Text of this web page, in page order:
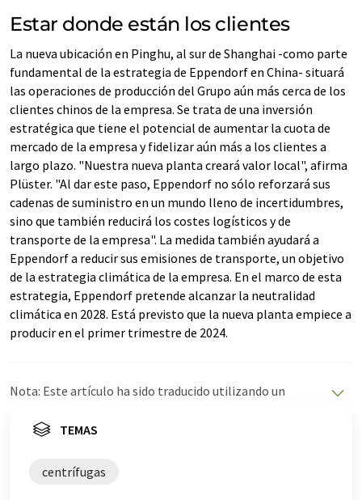
Estar donde están los clientes
La nueva ubicación en Pinghu, al sur de Shanghai -como parte
fundamental de la estrategia de Eppendorf en China- situará
las operaciones de producción del Grupo aún más cerca de los
clientes chinos de la empresa. Se trata de una inversión
estratégica que tiene el potencial de aumentar la cuota de
mercado de la empresa y fidelizar aún más a los clientes a
largo plazo. "Nuestra nueva planta creará valor local", afirma
Plüster. "Al dar este paso, Eppendorf no sólo reforzará sus
cadenas de suministro en un mundo lleno de incertidumbres,
sino que también reducirá los costes logísticos y de
transporte de la empresa". La medida también ayudará a
Eppendorf a reducir sus emisiones de transporte, un objetivo
de la estrategia climática de la empresa. En el marco de esta
estrategia, Eppendorf pretende alcanzar la neutralidad
climática en 2028. Está previsto que la nueva planta empiece a
producir en el primer trimestre de 2024.
Nota: Este artículo ha sido traducido utilizando un
ofrece estas traducciones automáticas para presentar
este artículo ha sido traducido con traducción
automática, es posible que contenga errores de
TEMAS
centrífugas